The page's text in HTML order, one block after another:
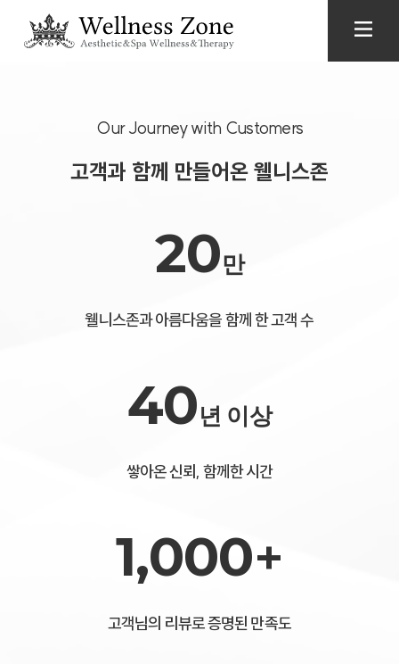
당신을 위한 가장 편안한 쉼, 웰니스존
Our Journey with Customers
고객과 함께 만들어온 웰니스존
20만
웰니스존과 아름다움을 함께 한 고객 수
40년 이상
쌓아온 신뢰, 함께한 시간
1,000+
고객님의 리뷰로 증명된 만족도